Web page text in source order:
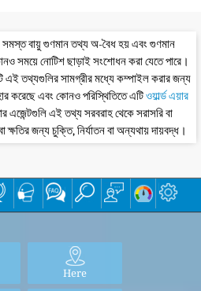
বায়ু গুণমান তথ্য অ-বৈধ হয় এবং গুণমান
সময়ে নোটিশ ছাড়াই সংশোধন করা যেতে পারে।
এই তথ্যগুলির সামগ্রীর মধ্যে কম্পাইল করার জন্য
করেছে এবং কোনও পরিস্থিতিতে এটিওয়ার্ল্ড এয়ার
এজেন্টগুলি এই তথ্য সরবরাহ থেকে সরাসরি বা
জন্য চুক্তি, নির্যাতন বা অন্যথায় দায়বদ্ধ।
Here